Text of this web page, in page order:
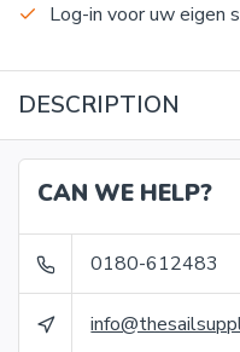
Log-in voor uw eigen
DESCRIPTION
CAN WE HELP?
0180-612483